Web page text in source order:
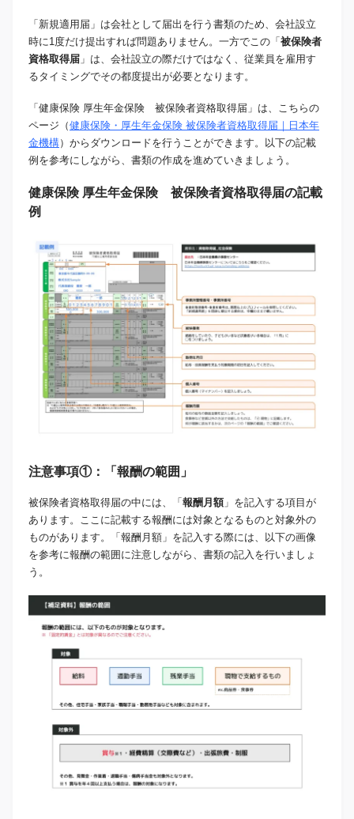
「新規適用届」は会社として届出を行う書類のため、会社設立
時に1度だけ提出すれば問題ありません。一方でこの「被保険者
資格取得届 」は、会社設立の際だけではなく、従業員を雇用す
るタイミングでその都度提出が必要となります。
「健康保険 厚生年金保険 被保険者資格取得届」は、こちらの
ページ（健康保険・厚生年金保険 被保険者資格取得届｜日本年
金機構）からダウンロードを行うことができます。以下の記載
例を参考にしながら、書類の作成を進めていきましょう。
健康保険 厚生年金保険 被保険者資格取得届の記載
例
注意事項①：「報酬の範囲」
被保険者資格取得届の中には、「 報酬月額」を記入する項目が
あります。ここに記載する報酬には対象となるものと対象外の
ものがあります。「報酬月額」を記入する際には、以下の画像
を参考に報酬の範囲に注意しながら、書類の記入を行いましょ
う。